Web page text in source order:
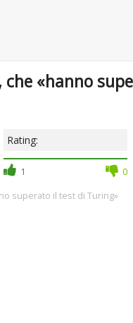
«hanno
Rating:
1 0
superato il test di Turing»